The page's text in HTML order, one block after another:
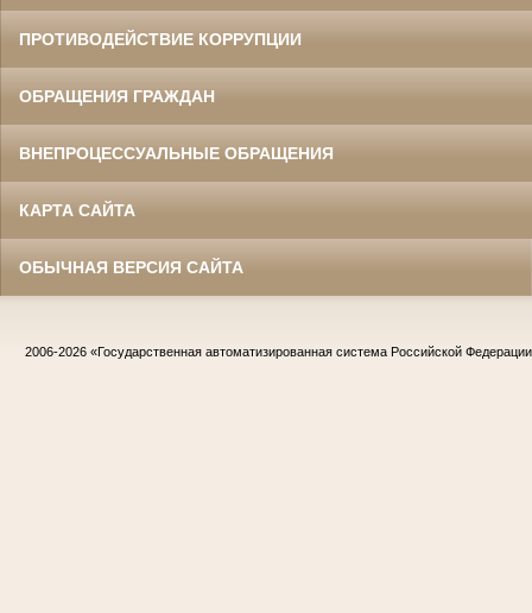
ПРОТИВОДЕЙСТВИЕ КОРРУПЦИИ
ОБРАЩЕНИЯ ГРАЖДАН
ВНЕПРОЦЕССУАЛЬНЫЕ ОБРАЩЕНИЯ
КАРТА САЙТА
ОБЫЧНАЯ ВЕРСИЯ САЙТА
2006-2026 «Государственная автоматизированная система Российской